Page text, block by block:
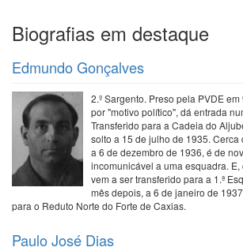
Biografias em destaque
Edmundo Gonçalves
2.º Sargento. Preso pela PVDE
por "motivo político", dá entrada
Transferido para a Cadeia do
solto a 15 de julho de 1935. Cerca
a 6 de dezembro de 1936, é de
incomunicável a uma esquadra.
vem a ser transferido para a 1.ª
mês depois, a 6 de janeiro de
para o Reduto Norte do Forte de Caxias.
Paulo José Dias